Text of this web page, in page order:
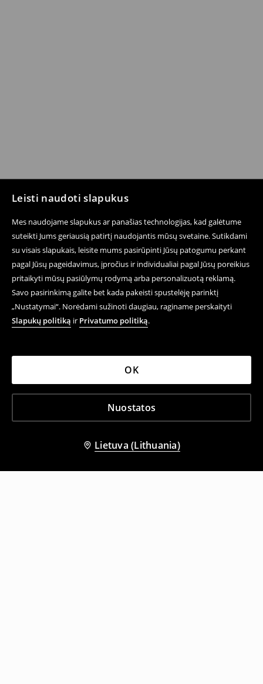
Leisti naudoti slapukus
Mes naudojame slapukus ar panašias technologijas, kad galėtume
suteikti Jums geriausią patirtį naudojantis mūsų svetaine. Sutikdami
su visais slapukais, leisite mums pasirūpinti Jūsų patogumu perkant
pagal Jūsų pageidavimus, įpročius ir individualiai pagal Jūsų poreikius
pritaikyti mūsų pasiūlymų rodymą arba personalizuotą reklamą.
Savo pasirinkimą galite bet kada pakeisti spustelėję parinktį
„Nustatymai“. Norėdami sužinoti daugiau, raginame perskaityti
Slapukų politiką ir Privatumo politiką.
Nuostatos
OK
Lietuva (Lithuania)